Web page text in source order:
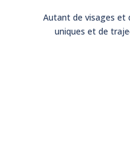
Autant de visages et
uniques et de